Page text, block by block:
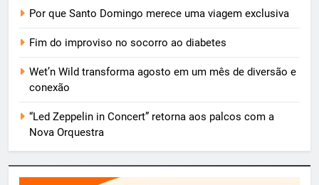
Por que Santo Domingo merece uma viagem exclusiva
Fim do improviso no socorro ao diabetes
Wet’n Wild transforma agosto em um mês de diversão e
conexão
“Led Zeppelin in Concert” retorna aos palcos com a
Nova Orquestra